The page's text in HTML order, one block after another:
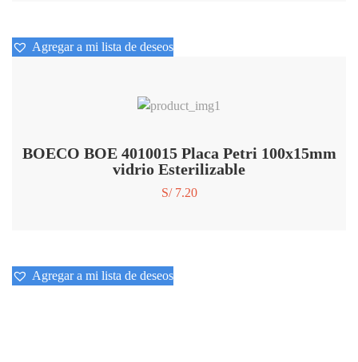
Agregar a mi lista de deseos
BOECO BOE 4010015 Placa Petri 100x15mm
vidrio Esterilizable
S/7.20
Agregar a mi lista de deseos